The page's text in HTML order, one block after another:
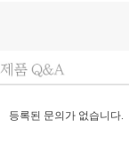
등록된 문의가 없습니다.